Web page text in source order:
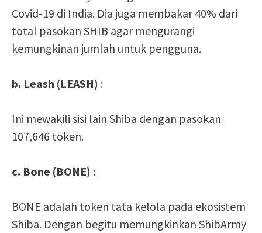
Covid-19 di India. Dia juga membakar 40% dari
total pasokan SHIB agar mengurangi
kemungkinan jumlah untuk pengguna.
b. Leash (LEASH) :
Ini mewakili sisi lain Shiba dengan pasokan
107,646 token.
c. Bone (BONE) :
BONE adalah token tata kelola pada ekosistem
Shiba. Dengan begitu memungkinkan ShibArmy